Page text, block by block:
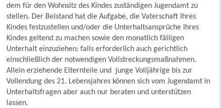
dem für den Wohnsitz des Kindes zuständigen Jugendamt zu
stellen. Der Beistand hat die Aufgabe, die Vaterschaft Ihres
Kindes festzustellen und/oder die Unterhaltsansprüche Ihres
Kindes geltend zu machen sowie den monatlich fälligen
Unterhalt einzuziehen; falls erforderlich auch gerichtlich
einschließlich der notwendigen Vollstreckungsmaßnahmen.
Allein erziehende Elternteile und junge Volljährige bis zur
Vollendung des 21. Lebensjahres können sich vom Jugendamt in
Unterhaltsfragen aber auch nur beraten und unterstützen
lassen.